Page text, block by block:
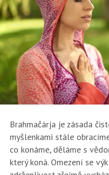
Brahmačárja je zásada
myšlenkami stále
co konáme, děláme s
který koná. Omezení se